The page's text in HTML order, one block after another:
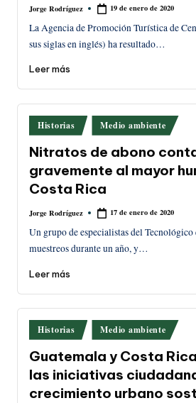
Publicado
Jorge Rodríguez 19 de enero de 2020
La Agencia de Promoción Turística de
sus siglas en inglés) ha resultado…
Leer más
Publicado
en
Historias Medio ambiente
Nitratos de abono
gravemente al mayor
Costa Rica
Publicado
Jorge Rodríguez 17 de enero de 2020
Un grupo de especialistas del
muestreos durante un año, y…
Leer más
Publicado
en
Historias Medio ambiente
Guatemala y Costa
las iniciativas
crecimiento urbano